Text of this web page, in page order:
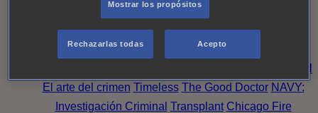
Reckoning: Ajuste de Cuentas
Noche Wild Bill Mentes Criminales Candice Renoir
Absentia Harrow Bulletproof Annika Lincoln Rhyme:
El arte del crimen Timeless The Good Doctor NAVY:
Investigación Criminal Transplant Chicago Fire
Mostrar los propósitos
Rechazarlas todas Acepto